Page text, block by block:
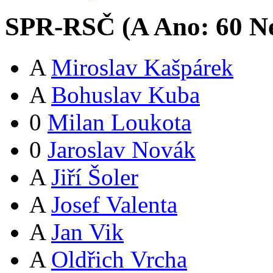
SPR-RSČ (AAno: 60
A Miroslav Kašpárek
A Bohuslav Kuba
0 Milan Loukota
0 Jaroslav Novák
A Jiří Šoler
A Josef Valenta
A Jan Vik
A Oldřich Vrcha